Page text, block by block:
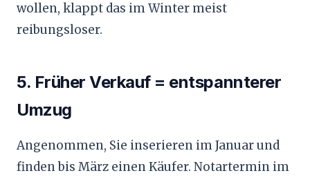
wollen, klappt das im Winter meist
reibungsloser.
5. Früher Verkauf = entspannterer
Umzug
Angenommen, Sie inserieren im Januar und
finden bis März einen Käufer. Notartermin im